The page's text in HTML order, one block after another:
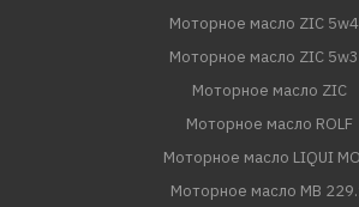
Моторное масло ZIC
Моторное масло ZIC
Моторное масло ZIC
Моторное масло ROLF
Моторное масло LIQUI
Моторное масло MB